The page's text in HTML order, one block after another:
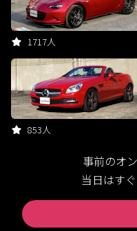
1717人
853人
事前のオ
当日はす